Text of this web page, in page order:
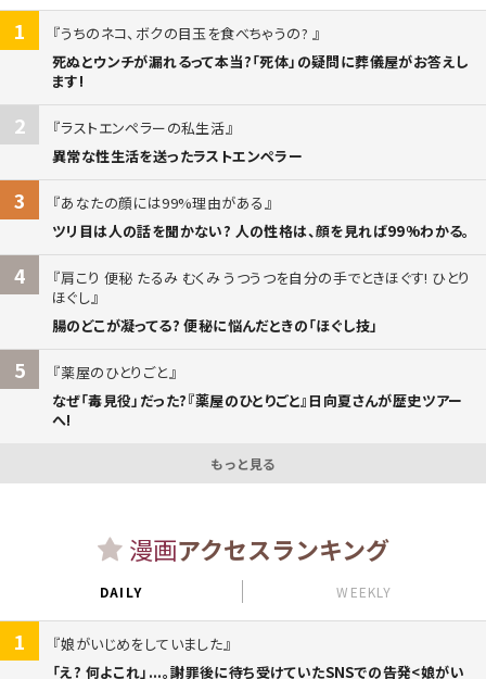
1
うちのネコ、ボクの目玉を食べちゃうの?
死ぬとウンチが漏れるって本当?「死体」の疑問に葬儀屋がお答えし
ます!
2
ラストエンペラーの私生活
異常な性生活を送ったラストエンペラー
3
あなたの顔には99%理由がある
ツリ目は人の話を聞かない? 人の性格は、顔を見れば99%わかる。
4
肩こり 便秘 たるみ むくみ うつうつを自分の手でときほぐす! ひとり
ほぐし
腸のどこが凝ってる? 便秘に悩んだときの「ほぐし技」
5
薬屋のひとりごと
なぜ「毒見役」だった?『薬屋のひとりごと』日向夏さんが歴史ツアー
へ!
もっと見る
漫画アクセスランキング
DAILY WEEKLY
1
娘がいじめをしていました
「え? 何よこれ」...。謝罪後に待ち受けていたSNSでの告発<娘がい